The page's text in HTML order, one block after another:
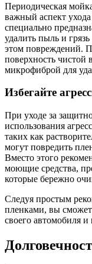
Периодическая
важный аспект
специально
удалить пыль и
этом повреждений.
поверхность чистой
микрофиброй для
Избегайте
При уходе за
использования
таких как
могут повредить
Вместо этого
моющие средства,
которые бережно
Следуя простым
пленками, вы
своего автомобиля